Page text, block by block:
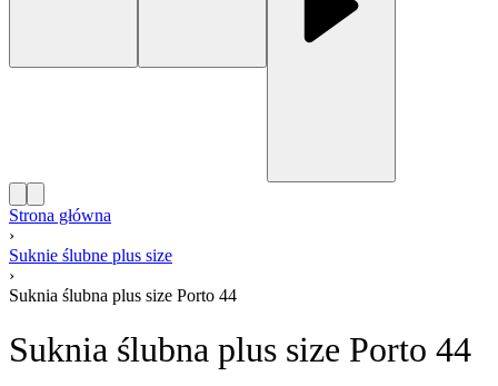
Strona główna
›
Suknie ślubne plus size
›
Suknia ślubna plus size Porto 44
Suknia ślubna plus size Porto 44